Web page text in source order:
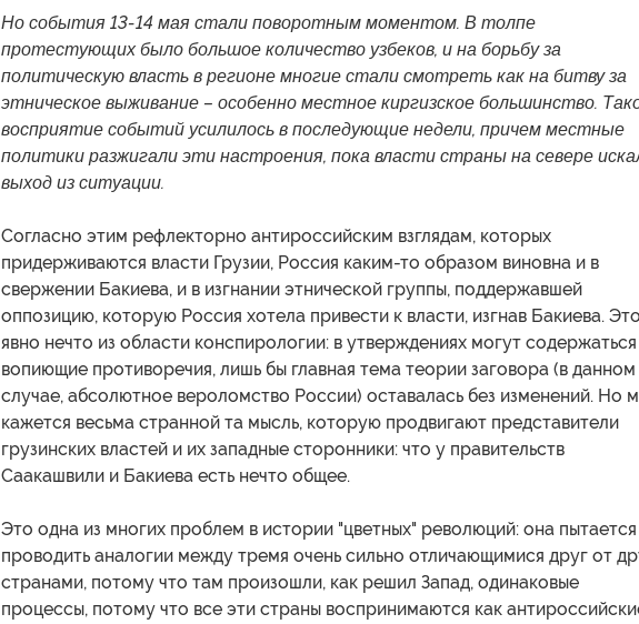
Но события 13-14 мая стали поворотным моментом. В толпе
протестующих было большое количество узбеков, и на борьбу за
политическую власть в регионе многие стали смотреть как на битву за
этническое выживание – особенно местное киргизское большинство.
восприятие событий усилилось в последующие недели, причем местные
политики разжигали эти настроения, пока власти страны на севере
выход из ситуации.
Согласно этим рефлекторно антироссийским взглядам, которых
придерживаются власти Грузии, Россия каким-то образом виновна и в
свержении Бакиева, и в изгнании этнической группы, поддержавшей
оппозицию, которую Россия хотела привести к власти, изгнав Бакиева.
явно нечто из области конспирологии: в утверждениях могут содержаться
вопиющие противоречия, лишь бы главная тема теории заговора (в данном
случае, абсолютное вероломство России) оставалась без изменений. Но
кажется весьма странной та мысль, которую продвигают представители
грузинских властей и их западные сторонники: что у правительств
Саакашвили и Бакиева есть нечто общее.
Это одна из многих проблем в истории "цветных" революций: она пытается
проводить аналогии между тремя очень сильно отличающимися друг от
странами, потому что там произошли, как решил Запад, одинаковые
процессы, потому что все эти страны воспринимаются как